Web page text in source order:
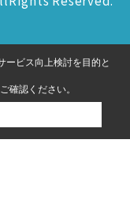
ービス向上検討を目的と
確認ください。